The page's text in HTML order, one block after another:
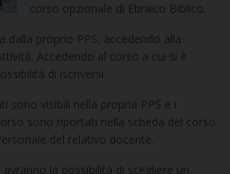
corso opzionale di Ebraico Biblico.
dalla proprio PPS, accedendo alla
Accedendo al corso a cui si è
di iscriversi.
sono visibili nella propria PPS e i
sono riportati nella scheda del corso
del relativo docente.
la possibilità di scegliere un